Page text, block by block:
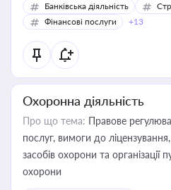
Банківська діяльність
Фінансові послуги
+13
Охоронна діяльність
Про що тема: Правове
послуг, вимоги до
засобів охорони та організації
охорони